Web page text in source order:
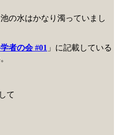
の水はかなり濁っていまし
者の会 #01 」に記載している
て